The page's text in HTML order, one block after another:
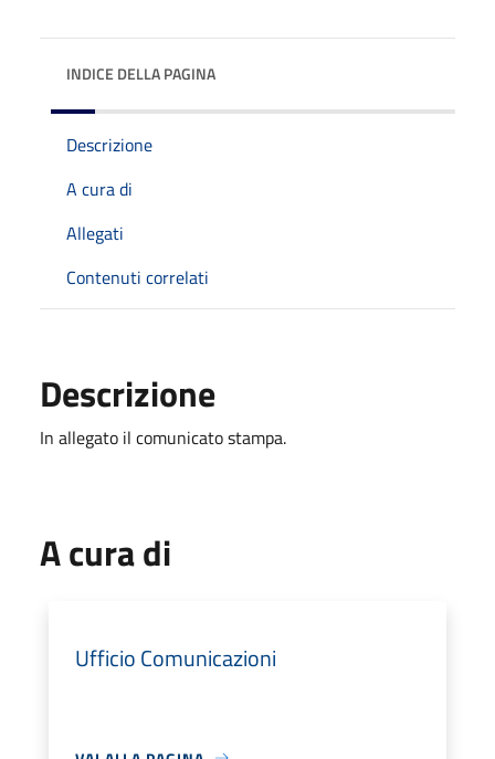
INDICE DELLA PAGINA
Descrizione
A cura di
Allegati
Contenuti correlati
Descrizione
In allegato il comunicato stampa.
A cura di
Ufficio Comunicazioni